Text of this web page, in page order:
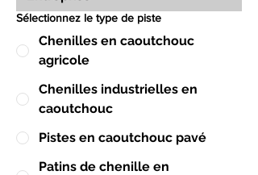
Sélectionnez le type de piste
Chenilles en caoutchouc
agricole
Chenilles industrielles en
caoutchouc
Pistes en caoutchouc pavé
Patins de chenille en